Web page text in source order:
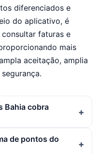
diferenciados e
do aplicativo, é
faturas e
mais
aceitação, amplia
Bahia cobra
de pontos do